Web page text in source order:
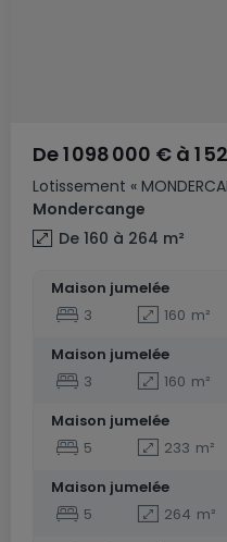
Lotissement «
Mondercange
De1 098 000 € à 1
De 160 à 264 m²
Maison jumelée
3
160 m²
Maison jumelée
3
160 m²
Maison jumelée
5
233 m²
Maison jumelée
5
264 m²